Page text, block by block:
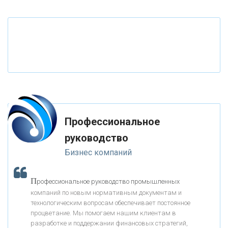
«ФК ОТКРЫТИЕ»
«ЗАПСИБКОМБАНК»
«РОСЕВРОБАНК»
«ПРЕСС-СЛУЖБА ВТБ24»
«АВТОГРАДБАНК»
Профессиональное
руководство
Бизнес компаний
Профессиональное руководство промышленных
компаний по новым нормативным документам и
технологическим вопросам обеспечивает постоянное
процветание. Мы помогаем нашим клиентам в
разработке и поддержании финансовых стратегий,